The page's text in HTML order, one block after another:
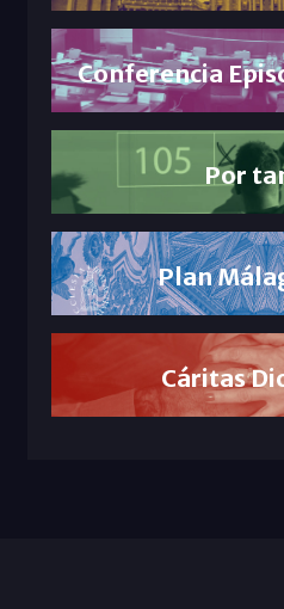
Conferencia
Por
Plan
Cáritas